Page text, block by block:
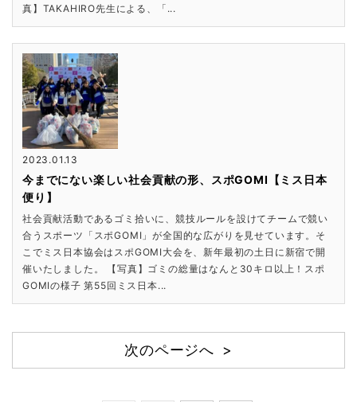
真】TAKAHIRO先生による、「...
2023.01.13
今までにない楽しい社会貢献の形、スポGOMI【ミス日本
便り】
社会貢献活動であるゴミ拾いに、競技ルールを設けてチームで競い
合うスポーツ「スポGOMI」が全国的な広がりを見せています。そ
こでミス日本協会はスポGOMI大会を、新年最初の土日に新宿で開
催いたしました。 【写真】ゴミの総量はなんと30キロ以上！スポ
GOMIの様子 第55回ミス日本...
次のページへ >